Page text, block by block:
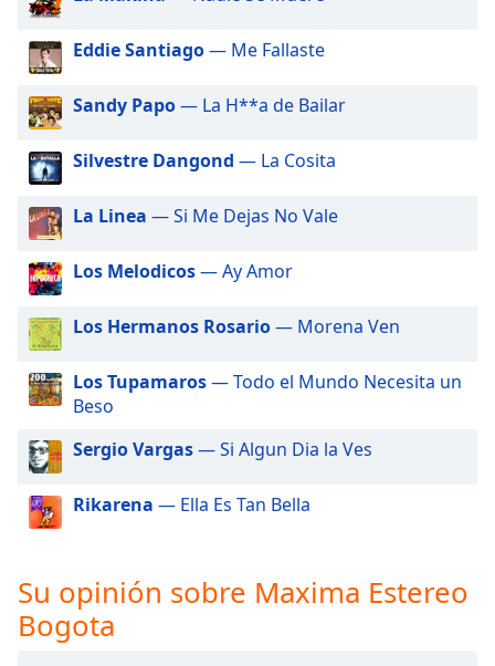
This
modal
window.
Beginning
dialog
window.
cancel
and
close
window.
Text
Color
Text
Background
Eddie Santiago— Me Fallaste
Sandy Papo— La H**a de Bailar
Silvestre Dangond — La Cosita
La Linea — Si Me Dejas No Vale
Los Melodicos— Ay Amor
Los Hermanos Rosario— Morena Ven
Los Tupamaros— Todo el Mundo Necesita un
Beso
Sergio Vargas— Si Algun Dia la Ves
Rikarena — Ella Es Tan Bella
Su opinión sobre Maxima Estereo
Bogota